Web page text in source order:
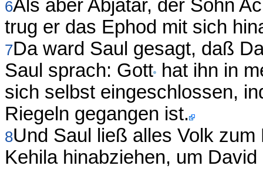
6Als aber Abjatar, der Sohn
trug er das Ephod mit sich
7Da ward Saul gesagt, daß
Saul sprach: Gott hat ihn in
sich selbst eingeschlossen,
Riegeln gegangen ist.
8Und Saul ließ alles Volk
Kehila hinabziehen, um